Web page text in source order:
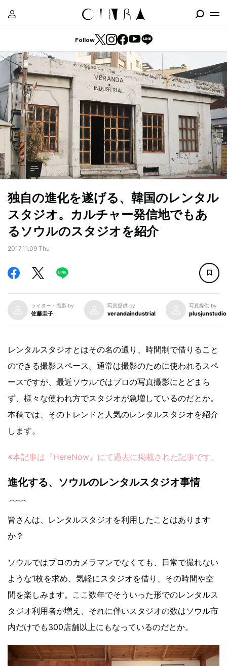
Follow
独自の進化を遂げる、韓国のレンタル
スタジオ。カルチャー発信地でもあ
るソウルのスタジオを紹介
2017.11.09 Thu
ライター・撮影 by
佐藤圭子
写真提供 by
verandaindustrial
写真提供 by
plusjunstudio
レンタルスタジオとはその名の通り、時間制で借りること
のできる撮影スペース。通常は撮影のために使われるスペ
ースですが、最近ソウルではプロの写真撮影にとどまら
ず、様々な使われ方でスタジオが急増しているのだとか。
本稿では、そのトレンドと人気のレンタルスタジオを紹介
します。
※本記事は『HereNow』にて過去に掲載された記事です。
進化する、ソウルのレンタルスタジオ事情
皆さんは、レンタルスタジオを利用したことはあります
か？
ソウルではプロのカメラマンでなくても、日常で撮れない
ような1枚を求め、気軽にスタジオを借り、その時間や空
間を楽しみます。ここ数年でそういった形でのレンタルス
タジオ利用者が増え、それに伴いスタジオの数はソウル市
内だけでも300店舗以上にもなっているのだとか。